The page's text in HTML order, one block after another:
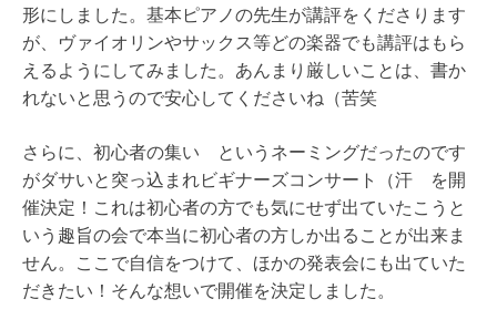
形にしました。基本ピアノの先生が講評をくださります
が、ヴァイオリンやサックス等どの楽器でも講評はもら
えるようにしてみました。あんまり厳しいことは、書か
れないと思うので安心してくださいね（苦笑
さらに、初心者の集い というネーミングだったのです
がダサいと突っ込まれビギナーズコンサート（汗 を開
催決定！これは初心者の方でも気にせず出ていたこうと
いう趣旨の会で本当に初心者の方しか出ることが出来ま
せん。ここで自信をつけて、ほかの発表会にも出ていた
だきたい！そんな想いで開催を決定しました。